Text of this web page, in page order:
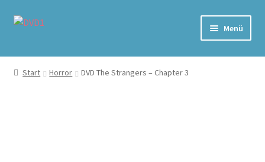
Zur
Zum
Menü
Home
Start Horror DVD The Strangers – Chapter 3